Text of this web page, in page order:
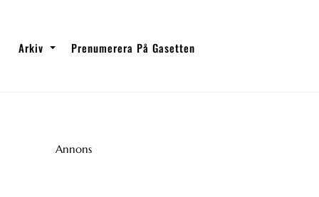
Arkiv Prenumerera På Gasetten
Annons